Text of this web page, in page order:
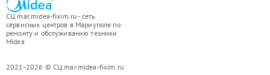
СЦ mar.midea-fixim.ru - сеть
сервисных центров в Мариуполе по
ремонту и обслуживанию техники
Midea
2021-2026 © СЦ mar.midea-fixim.ru